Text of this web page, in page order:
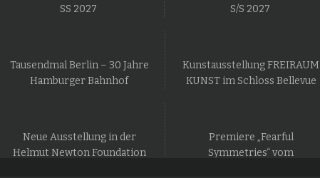
SS 2027
S/S 2027
Tausendmal Berlin – 30 Jahre
Hamburger Bahnhof
Kunstausstellung FREIRAUM
KUNST im Schloss Bellevue
Neue Ausstellung in der
Helmut Newton Foundation
Premiere „Fearful
Symmetries“ vom